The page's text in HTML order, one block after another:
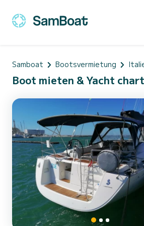
Samboat Bootsvermietung
Boot mieten & Yacht